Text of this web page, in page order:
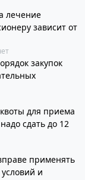
лечение
зависит от
закупок
для приема
сдать до 12
применять
и